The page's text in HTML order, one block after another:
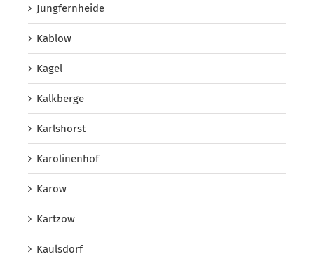
Jungfernheide
Kablow
Kagel
Kalkberge
Karlshorst
Karolinenhof
Karow
Kartzow
Kaulsdorf